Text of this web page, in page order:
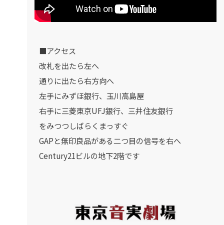
■アクセス
改札を出たら左へ
通りに出たら右方向へ
左手にみずほ銀行、玉川高島屋
右手に三菱東京UFJ銀行、三井住友銀行
をみつつしばらくまっすぐ
GAPと無印良品がある二つ目の信号を右へ
Century21ビルの地下2階です